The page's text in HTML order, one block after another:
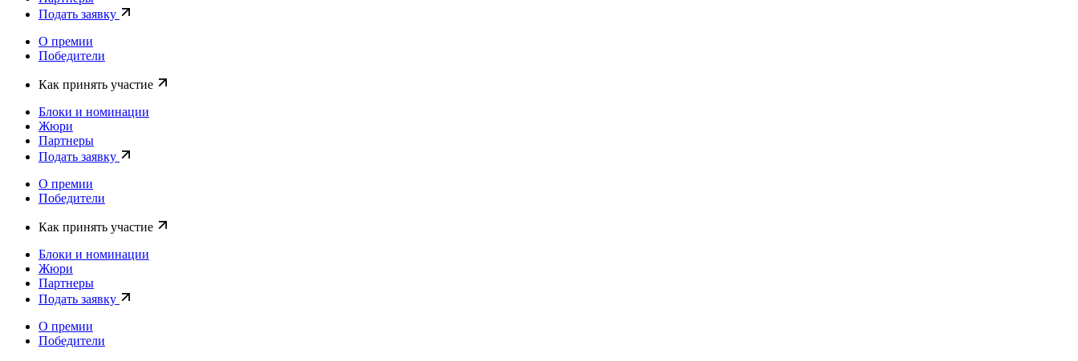
Подать заявку
О премии
Победители
Как принять участие
Блоки и номинации
Жюри
Партнеры
Подать заявку
О премии
Победители
Как принять участие
Блоки и номинации
Жюри
Партнеры
Подать заявку
О премии
Победители